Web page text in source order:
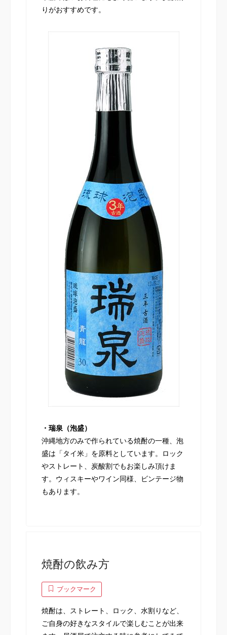
りがおすすめです。
・瑞泉（泡盛）
沖縄地方のみで作られている焼酎の一種、泡
盛は「タイ米」を原料としています。ロック
やストレート、炭酸割でもお楽しみ頂けま
す。ウィスキーやワイン同様、ビンテージ物
もあります。
焼酎の飲み方
ブックマーク
焼酎は、ストレート、ロック、水割りなど、
ご自身の好きなスタイルで楽しむことが出来